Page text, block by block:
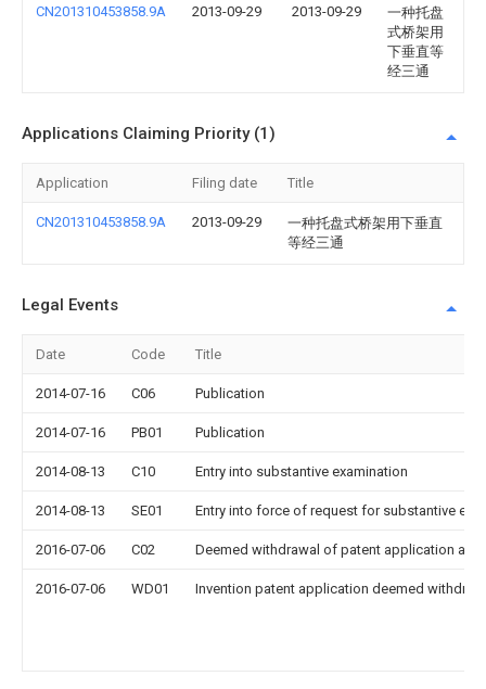
CN201310453858.9A 2013-09-29 2013-09-29
一种托盘
式桥架用
下垂直等
经三通
Applications Claiming Priority (1)
Application Filing date Title
CN201310453858.9A 2013-09-29
一种托盘式桥架用下垂直
等经三通
Legal Events
Date Code Title
2014-07-16 C06 Publication
2014-07-16 PB01 Publication
2014-08-13 C10 Entry into substantive examination
2014-08-13 SE01 Entry into force of request for substantive
2016-07-06 C02 Deemed withdrawal of patent application
2016-07-06 WD01 Invention patent application deemed